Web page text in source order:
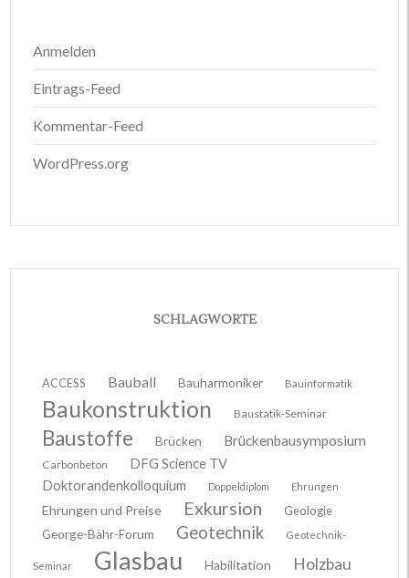
Anmelden
Eintrags-Feed
Kommentar-Feed
WordPress.org
SCHLAGWORTE
ACCESS Bauball Bauharmoniker Bauinformatik
Baukonstruktion Baustatik-Seminar
Baustoffe Brücken Brückenbausymposium
Carbonbeton
DFG Science TV
Doktorandenkolloquium
Doppeldiplom Ehrungen
Ehrungen und Preise Exkursion
Geologie
George-Bähr-Forum
Geotechnik Geotechnik-
Seminar Glasbau Habilitation Holzbau